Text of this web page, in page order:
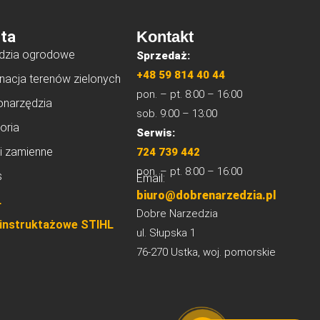
ogrodowe
terenów zielonych
zamienne
STIHL
Kontakt
Sprzedaż:
+48 59 814 40 44
pon. – pt. 8:00 – 16:00
sob. 9:00 – 13:00
Serwis:
724 739 442
pon. – pt. 8:00 – 16:00
Email:
biuro@dobrenarzedzia.pl
Dobre Narzedzia
ul. Słupska 1
76-270 Ustka, woj. pomorskie